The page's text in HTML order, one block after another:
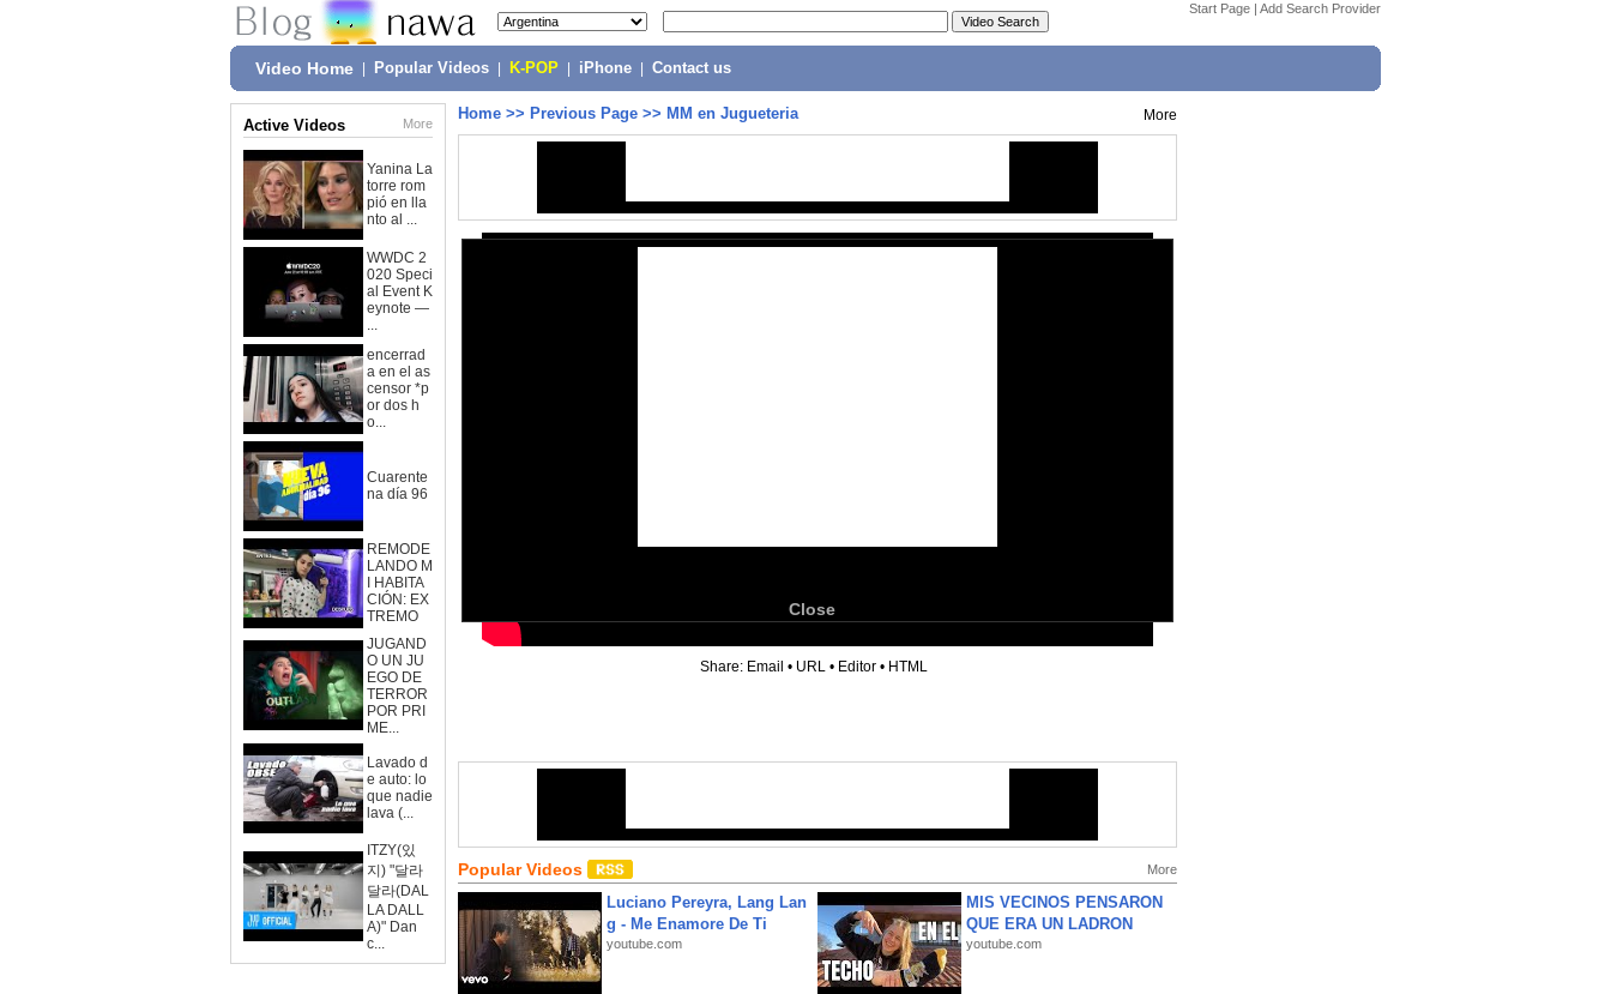
Start Page | Add Search Provider
Video Home Popular Videos K-POP iPhone Contact us
Active Videos More
Yanina La
torre rom
pió en lla
nto al ...
WWDC 2
020 Speci
al Event K
eynote —
...
encerrad
a en el as
censor *p
or dos h
o...
Cuarente
na día 96
REMODE
LANDO M
I HABITA
CIÓN: EX
TREMO
JUGAND
O UN JU
EGO DE
TERROR
POR PRI
ME...
Lavado d
e auto: lo
que nadie
lava (...
ITZY(있
지) "달라
달라(DAL
LA DALL
A)" Dan
c...
Home >> Previous Page >> MM en Jugueteria More
Close
Share: Email • URL • Editor • HTML
Popular Videos More
Luciano Pereyra, Lang Lan
g - Me Enamore De Ti
youtube.com
MIS VECINOS PENSARON
QUE ERA UN LADRON
youtube.com